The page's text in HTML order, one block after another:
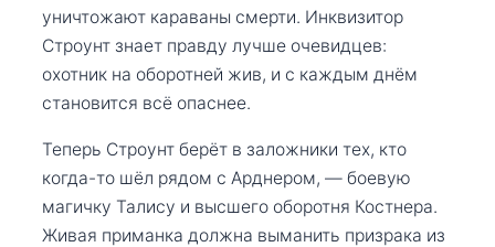
уничтожают караваны смерти. Инквизитор
Строунт знает правду лучше очевидцев:
охотник на оборотней жив, и с каждым днём
становится всё опаснее.
Теперь Строунт берёт в заложники тех, кто
когда-то шёл рядом с Арднером, — боевую
магичку Талису и высшего оборотня Костнера.
Живая приманка должна выманить призрака из